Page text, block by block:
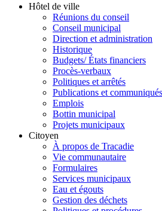
Hôtel de ville
Réunions du conseil
Conseil municipal
Direction et administration
Historique
Budgets/ États financiers
Procès-verbaux
Politiques et arrêtés
Publications et communiqués
Emplois
Bottin municipal
Projets municipaux
Citoyen
À propos de Tracadie
Vie communautaire
Formulaires
Services municipaux
Eau et égouts
Gestion des déchets